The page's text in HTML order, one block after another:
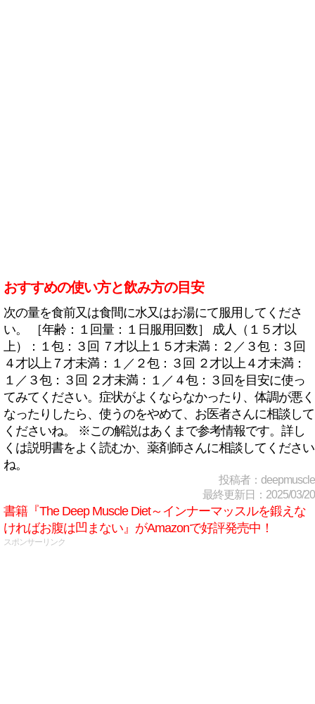
おすすめの使い方と飲み方の目安
次の量を食前又は食間に水又はお湯にて服用してくださ
い。 ［年齢：１回量：１日服用回数］ 成人（１５才以
上）：１包：３回 ７才以上１５才未満：２／３包：３回
４才以上７才未満：１／２包：３回 ２才以上４才未満：
１／３包：３回 ２才未満：１／４包：３回を目安に使っ
てみてください。症状がよくならなかったり、体調が悪く
なったりしたら、使うのをやめて、お医者さんに相談して
くださいね。 ※この解説はあくまで参考情報です。詳し
くは説明書をよく読むか、薬剤師さんに相談してください
ね。
投稿者：deepmuscle
最終更新日：2025/03/20
書籍『The Deep Muscle Diet～インナーマッスルを鍛えな
ければお腹は凹まない』がAmazonで好評発売中！
スポンサーリンク